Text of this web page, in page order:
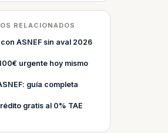
RELACIONADOS
ASNEF sin aval 2026
urgente hoy mismo
guía completa
gratis al 0% TAE